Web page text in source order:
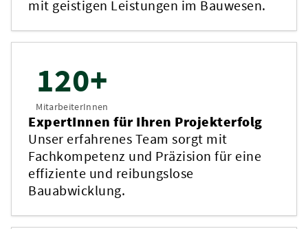
120+
MitarbeiterInnen
ExpertInnen für Ihren Projekterfolg
Unser erfahrenes Team sorgt mit
Fachkompetenz und Präzision für eine
effiziente und reibungslose
Bauabwicklung.